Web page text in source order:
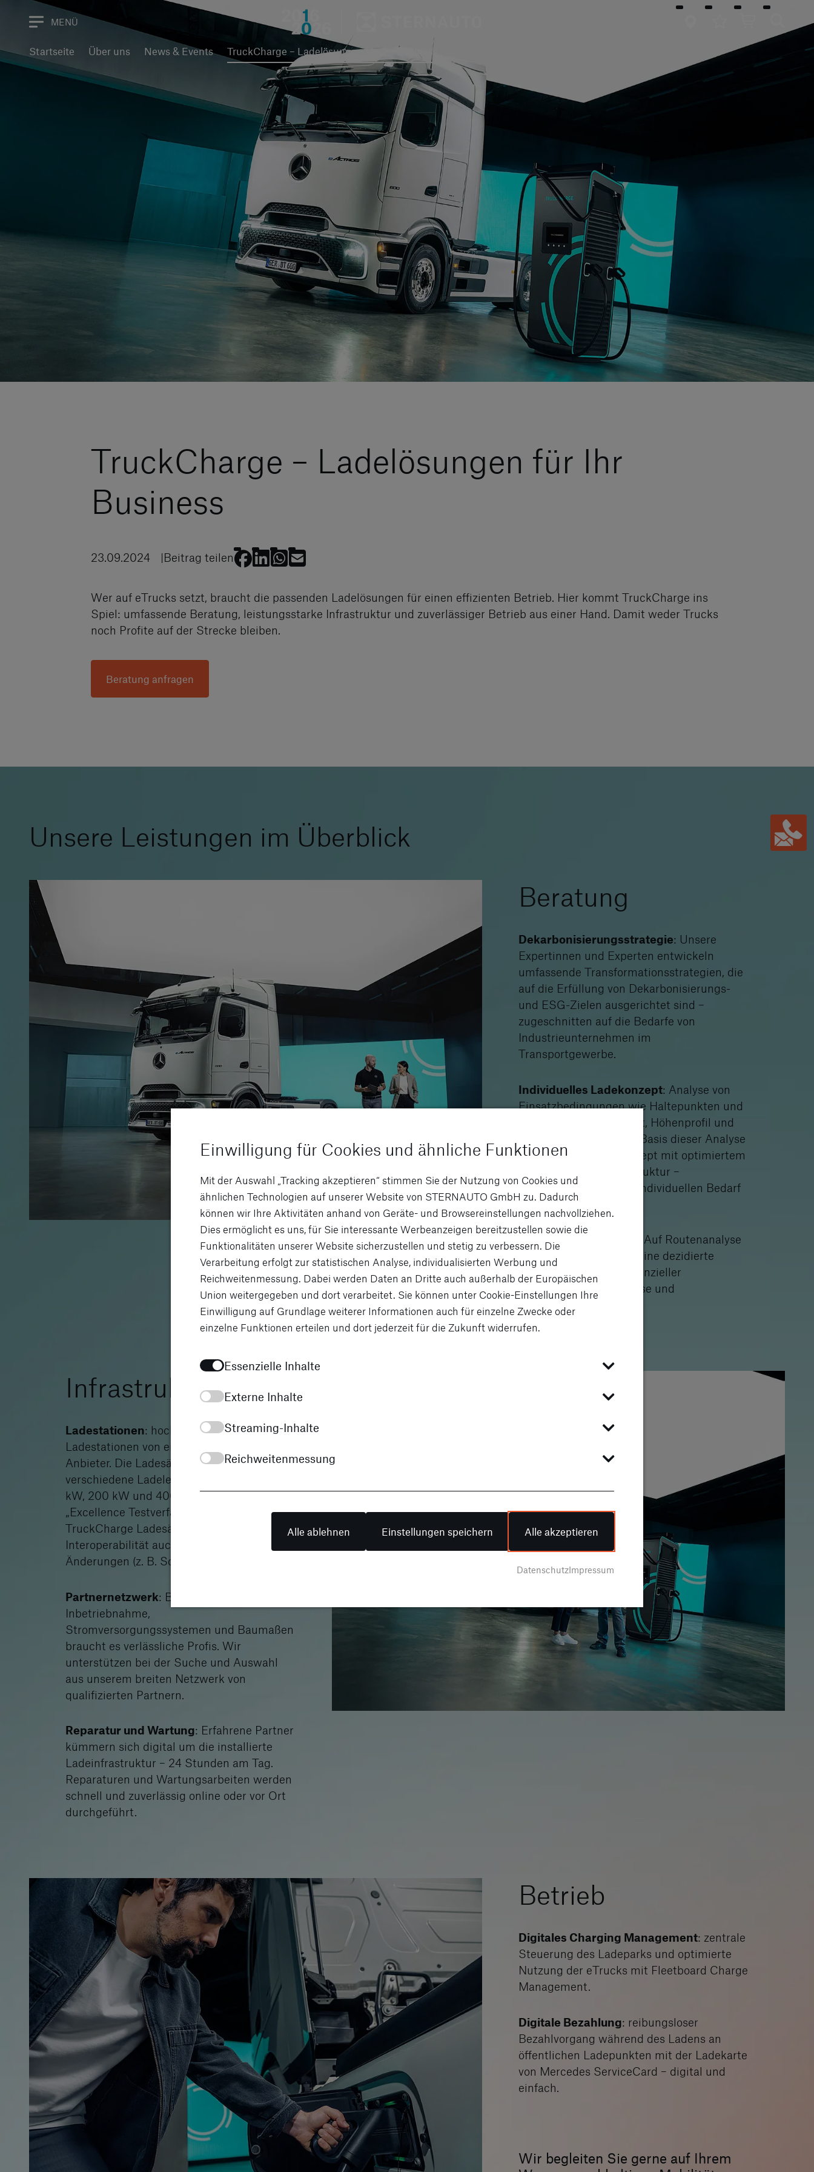
MENÜ
Startseite Über uns News & Events TruckCharge – Ladelösungen für Ihr Business
TruckCharge – Ladelösungen für Ihr
Business
23.09.2024 Beitrag teilen
Wer auf eTrucks setzt, braucht die passenden Ladelösungen für einen effizienten Betrieb. Hier kommt TruckCharge ins
Spiel: umfassende Beratung, leistungsstarke Infrastruktur und zuverlässiger Betrieb aus einer Hand. Damit weder Trucks
noch Profite auf der Strecke bleiben.
Beratung anfragen
Unsere Leistungen im Überblick
Beratung
Dekarbonisierungsstrategie: Unsere
Expertinnen und Experten entwickeln
umfassende Transformationsstrategien, die
auf die Erfüllung von Dekarbonisierungs-
und ESG-Zielen ausgerichtet sind –
zugeschnitten auf die Bedarfe von
Industrieunternehmen im
Transportgewerbe.
Individuelles Ladekonzept: Analyse von
Einsatzbedingungen wie Haltepunkten und
-dauer, Geschwindigkeit, Höhenprofil und
weiteren Faktoren. Auf Basis dieser Analyse
wird ein Depotladekonzept mit optimiertem
Layout und Ladeinfrastruktur –
zugeschnitten auf den individuellen Bedarf
– erstellt.
Klare Kostenanalysen
: Auf Routenanalyse
und Ladekonzept folgt eine dezidierte
Kostenanalyse inkl. potenzieller
Subventionen, Zuschüsse und
Steuervergünstigungen.
Infrastruktur
Ladestationen: hochmoderne
Ladestationen von einem der führenden
Anbieter. Die Ladesäulen bieten
verschiedene Ladeleistungen, darunter 50
kW, 200 kW und 400 kW. Unser
„Excellence Testverfahren“ sorgt bei
TruckCharge Ladesäulen neben
Interoperabilität auch für Zuverlässigkeit bei
Änderungen (z. B. Software-Updates).
Partnernetzwerk: Bei Aufbau,
Inbetriebnahme,
Stromversorgungssystemen und Baumaßen
braucht es verlässliche Profis. Wir
unterstützen bei der Suche und Auswahl
aus unserem breiten Netzwerk von
qualifizierten Partnern.
Reparatur und Wartung: Erfahrene Partner
kümmern sich digital um die installierte
Ladeinfrastruktur – 24 Stunden am Tag.
Reparaturen und Wartungsarbeiten werden
schnell und zuverlässig online oder vor Ort
durchgeführt.
Betrieb
Digitales Charging Management: zentrale
Steuerung des Ladeparks und optimierte
Nutzung der eTrucks mit Fleetboard Charge
Management.
Digitale Bezahlung: reibungsloser
Bezahlvorgang während des Ladens an
öffentlichen Ladepunkten mit der Ladekarte
von Mercedes ServiceCard – digital und
einfach.
Wir begleiten Sie gerne auf Ihrem
Einwilligung für Cookies und ähnliche Funktionen
Mit der Auswahl „Tracking akzeptieren“ stimmen Sie der Nutzung von Cookies und
ähnlichen Technologien auf unserer Website von STERNAUTO GmbH zu. Dadurch
können wir Ihre Aktivitäten anhand von Geräte- und Browsereinstellungen nachvollziehen.
Dies ermöglicht es uns, für Sie interessante Werbeanzeigen bereitzustellen sowie die
Funktionalitäten unserer Website sicherzustellen und stetig zu verbessern. Die
Verarbeitung erfolgt zur statistischen Analyse, individualisierten Werbung und
Reichweitenmessung. Dabei werden Daten an Dritte auch außerhalb der Europäischen
Union weitergegeben und dort verarbeitet. Sie können unter Cookie-Einstellungen Ihre
Einwilligung auf Grundlage weiterer Informationen auch für einzelne Zwecke oder
einzelne Funktionen erteilen und dort jederzeit für die Zukunft widerrufen.
Essenzielle Inhalte
Externe Inhalte
Streaming-Inhalte
Reichweitenmessung
Alle ablehnen Einstellungen speichern Alle akzeptieren
DatenschutzImpressum